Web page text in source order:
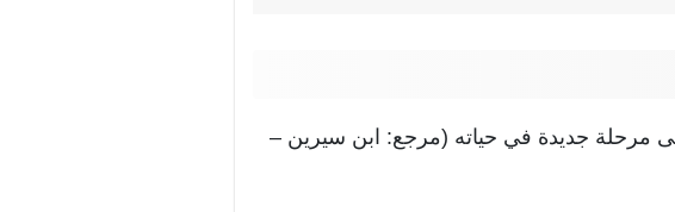
مرحلة جديدة في حياته (مرجع: ابن سيرين –